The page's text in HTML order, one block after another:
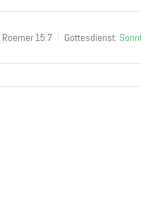
Roemer 15:7 Gottesdienst: